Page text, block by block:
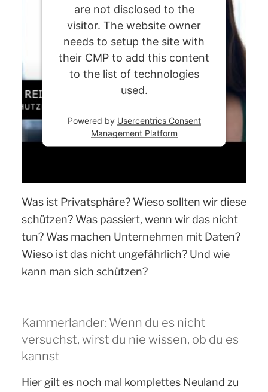
are not disclosed to the
visitor. The website owner
needs to setup the site with
their CMP to add this content
to the list of technologies
used.
Powered by Usercentrics Consent
Management Platform
Was ist Privatsphäre? Wieso sollten wir diese
schützen? Was passiert, wenn wir das nicht
tun? Was machen Unternehmen mit Daten?
Wieso ist das nicht ungefährlich? Und wie
kann man sich schützen?
Kammerlander: Wenn du es nicht
versuchst, wirst du nie wissen, ob du es
kannst
Hier gilt es noch mal komplettes Neuland zu